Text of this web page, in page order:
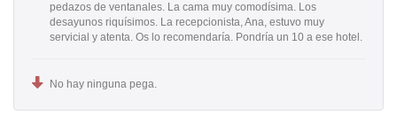
pedazos de ventanales. La cama muy comodísima. Los
desayunos riquísimos. La recepcionista, Ana, estuvo muy
servicial y atenta. Os lo recomendaría. Pondría un 10 a ese hotel.
No hay ninguna pega.